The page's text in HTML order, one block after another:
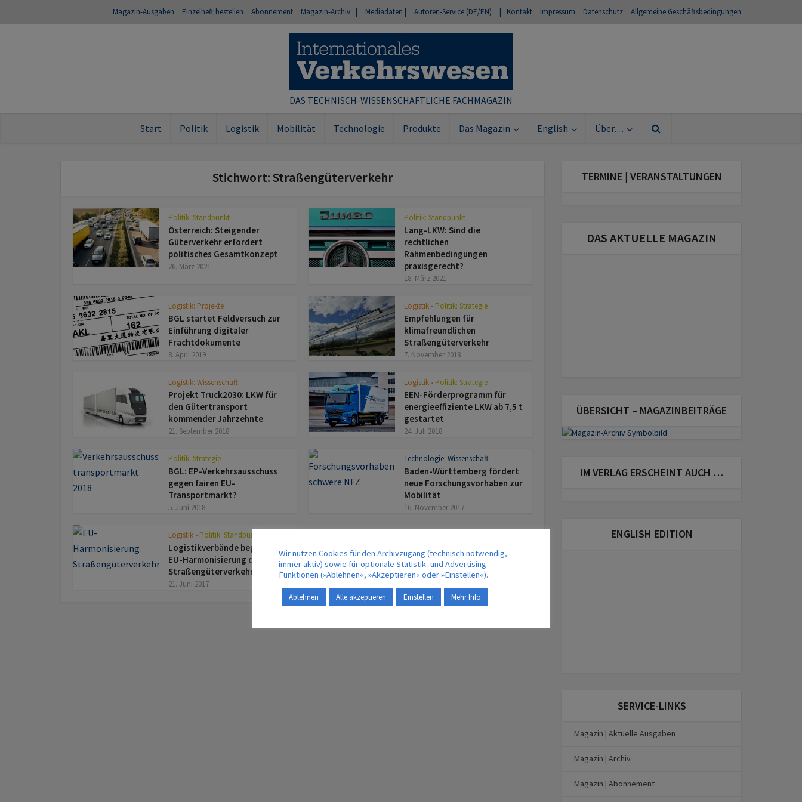
Magazin-Ausgaben Einzelheft bestellen Abonnement Magazin-Archiv | Mediadaten | Autoren-Service (DE/EN) | Kontakt Impressum Datenschutz Allgemeine Geschäftsbedingungen
DAS TECHNISCH-WISSENSCHAFTLICHE FACHMAGAZIN
Start Politik Logistik Mobilität Technologie Produkte Das Magazin English Über…
Stichwort: Straßengüterverkehr
Politik: Standpunkt
Österreich: Steigender
Güterverkehr erfordert
politisches Gesamtkonzept
26. März 2021
Politik: Standpunkt
Lang-LKW: Sind die
rechtlichen
Rahmenbedingungen
praxisgerecht?
18. März 2021
Logistik: Projekte
BGL startet Feldversuch zur
Einführung digitaler
Frachtdokumente
8. April 2019
Logistik • Politik: Strategie
Empfehlungen für
klimafreundlichen
Straßengüterverkehr
7. November 2018
Logistik: Wissenschaft
Projekt Truck2030: LKW für
den Gütertransport
kommender Jahrzehnte
21. September 2018
Logistik • Politik: Strategie
EEN-Förderprogramm für
energieeffiziente LKW ab 7,5 t
gestartet
24. Juli 2018
Politik: Strategie
BGL: EP-Verkehrsausschuss
gegen fairen EU-
Transportmarkt?
5. Juni 2018
Technologie: Wissenschaft
Baden-Württemberg fördert
neue Forschungsvorhaben zur
Mobilität
16. November 2017
Logistik • Politik: Standpunkt
Logistikverbände begrüßen
EU-Harmonisierung des
Straßengüterverkehrs
21. Juni 2017
TERMINE | VERANSTALTUNGEN
DAS AKTUELLE MAGAZIN
ÜBERSICHT – MAGAZINBEITRÄGE
IM VERLAG ERSCHEINT AUCH …
ENGLISH EDITION
SERVICE-LINKS
Magazin | Aktuelle Ausgaben
Magazin | Archiv
Magazin | Abonnement
Wir nutzen Cookies für den Archivzugang (technisch notwendig,
immer aktiv) sowie für optionale Statistik- und Advertising-
Funktionen (»Ablehnen«, »Akzeptieren« oder »Einstellen«).
Ablehnen Alle akzeptieren Einstellen Mehr Info